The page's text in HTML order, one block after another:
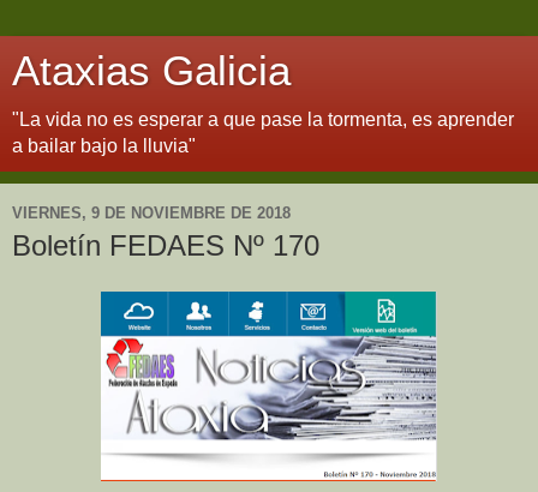
Ataxias Galicia
"La vida no es esperar a que pase la tormenta, es aprender
a bailar bajo la lluvia"
VIERNES, 9 DE NOVIEMBRE DE 2018
Boletín FEDAES Nº 170